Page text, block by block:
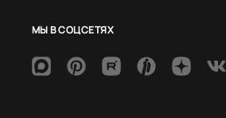
МЫ В СОЦСЕТЯХ